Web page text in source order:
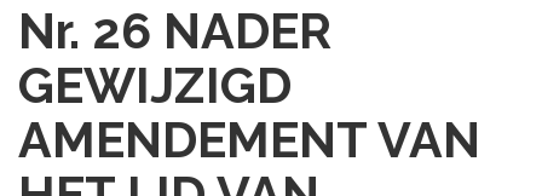
Nr. 26 NADER
GEWIJZIGD
AMENDEMENT VAN